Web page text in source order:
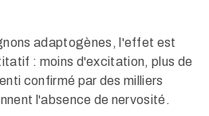
adaptogènes, l'effet est
: moins d'excitation, plus de
confirmé par des milliers
l'absence de nervosité.